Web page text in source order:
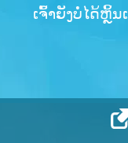
ເຈົ້າຍັງບໍ່ໄດ້ຫຼິ້ນ